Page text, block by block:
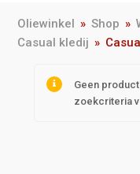
Oliewinkel » Shop »
Casual kledij »
Geen
zoekcriteria